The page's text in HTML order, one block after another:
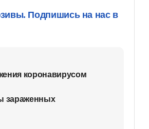
Подпишись на нас в
коронавирусом
зараженных